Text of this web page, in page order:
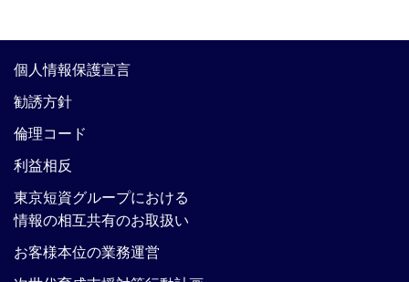
個人情報保護宣言
勧誘方針
倫理コード
利益相反
東京短資グループにおける
情報の相互共有のお取扱い
お客様本位の業務運営